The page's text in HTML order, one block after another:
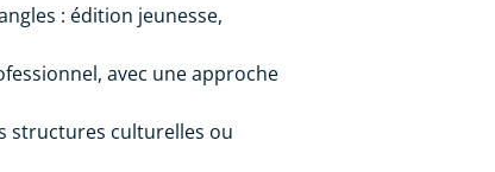
: édition jeunesse,
avec une approche
structures culturelles ou